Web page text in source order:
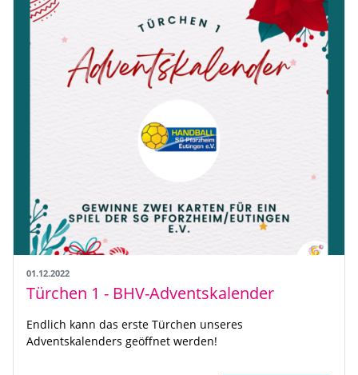
01.12.2022
Türchen 1 - BHV-Adventskalender
Endlich kann das erste Türchen unseres
Adventskalenders geöffnet werden!